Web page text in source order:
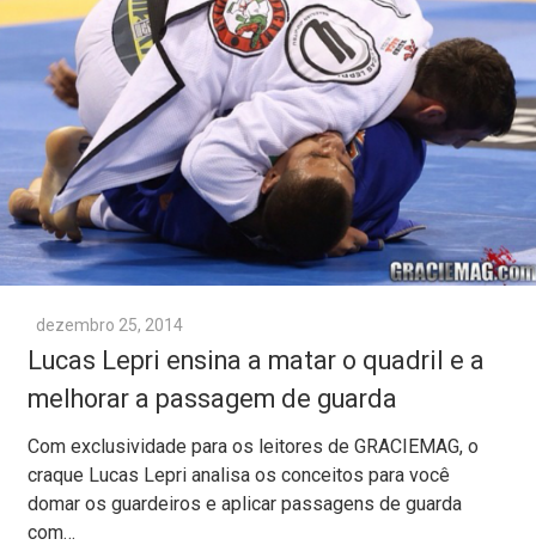
dezembro 25, 2014
Lucas Lepri ensina a matar o quadril e a
melhorar a passagem de guarda
Com exclusividade para os leitores de GRACIEMAG, o
craque Lucas Lepri analisa os conceitos para você
domar os guardeiros e aplicar passagens de guarda
com…